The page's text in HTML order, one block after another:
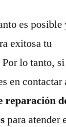
es posible
exitosa tu
lo tanto,
en contactar
reparación
para atender